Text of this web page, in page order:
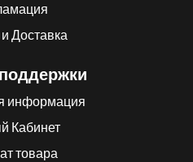
Доставка
информация
Кабинет
товара